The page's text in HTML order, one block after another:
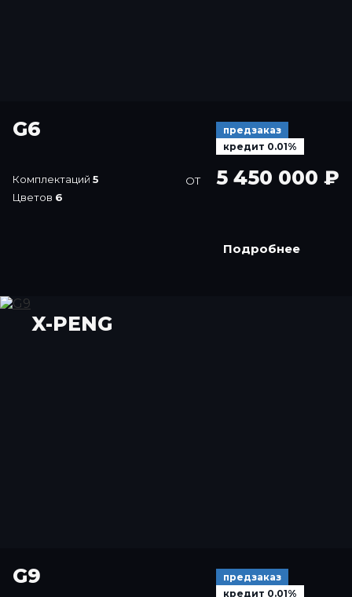
G6
предзаказ
кредит 0.01%
Комплектаций 5
Цветов 6
ОТ 5 450 000 ₽
Подробнее
X-PENG
G9
предзаказ
кредит 0.01%